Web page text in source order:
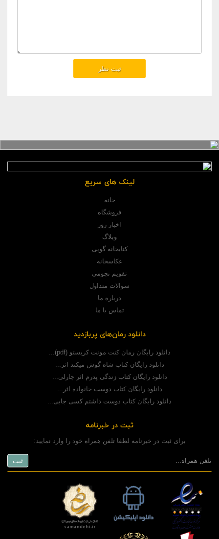
لینک های سریع
خانه
فروشگاه
اخبار روز
وبلاگ
کتابخانه گوپی
عکاسخانه
تقویم نجومی
سوالات متداول
درباره ما
تماس با ما
دانلود رمان‌های پربازدید
دانلود رایگان رمان کنت مونت کریستو (pdf)...
دانلود رایگان کتاب شاه گوش میکند اثر...
دانلود رایگان کتاب زندگی پدرم اثر چارلی...
دانلود رایگان کتاب دوست خانواده اثر...
دانلود رایگان کتاب دوست داشتم کسی جایی...
ثبت در خبرنامه
برای ثبت در خبرنامه لطفا تلفن همراه خود را وارد نمایید: